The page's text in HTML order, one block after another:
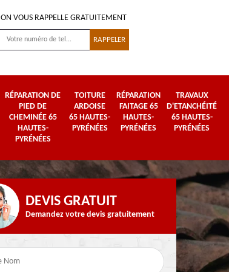
ON VOUS RAPPELLE GRATUITEMENT
RÉPARATION DE
PIED DE
CHEMINÉE 65
HAUTES-
PYRÉNÉES
TOITURE
ARDOISE
65 HAUTES-
PYRÉNÉES
RÉPARATION
FAITAGE 65
HAUTES-
PYRÉNÉES
TRAVAUX
D'ETANCHÉITÉ
65 HAUTES-
PYRÉNÉES
Travaux de zinguerie
Urgence fuite de
toiture 65 Hautes-
DEVIS GRATUIT
Demandez votre devis gratuitement